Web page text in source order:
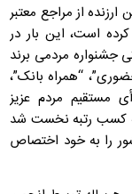
از مراجع معتبر
است، این بار در
جشنواره مردمی برند
“همراه بانک”،
مستقیم مردم عزیز
کسب رتبه نخست شد
را به خود اختصاص